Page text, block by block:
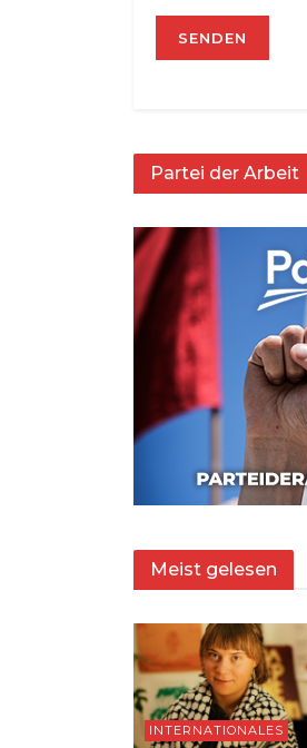
Partei der Arbeit
Meist gelesen
INTERNATIONALES